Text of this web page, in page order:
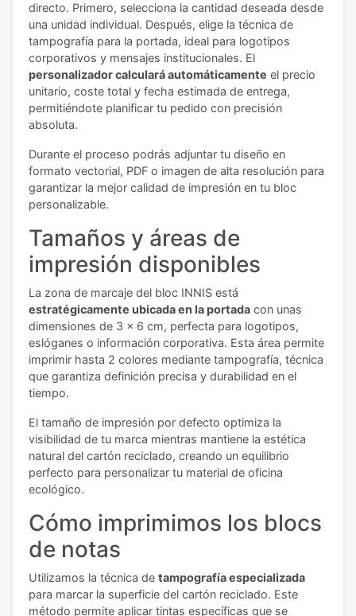
directo. Primero, selecciona la cantidad deseada desde
una unidad individual. Después, elige la técnica de
tampografía para la portada, ideal para logotipos
corporativos y mensajes institucionales. El
personalizador calculará automáticamente el precio
unitario, coste total y fecha estimada de entrega,
permitiéndote planificar tu pedido con precisión
absoluta.
Durante el proceso podrás adjuntar tu diseño en
formato vectorial, PDF o imagen de alta resolución para
garantizar la mejor calidad de impresión en tu bloc
personalizable.
Tamaños y áreas de
impresión disponibles
La zona de marcaje del bloc INNIS está
estratégicamente ubicada en la portada con unas
dimensiones de 3 x 6 cm, perfecta para logotipos,
eslóganes o información corporativa. Esta área permite
imprimir hasta 2 colores mediante tampografía, técnica
que garantiza definición precisa y durabilidad en el
tiempo.
El tamaño de impresión por defecto optimiza la
visibilidad de tu marca mientras mantiene la estética
natural del cartón reciclado, creando un equilibrio
perfecto para personalizar tu material de oficina
ecológico.
Cómo imprimimos los blocs
de notas
Utilizamos la técnica de tampografía especializada
para marcar la superficie del cartón reciclado. Este
método permite aplicar tintas específicas que se